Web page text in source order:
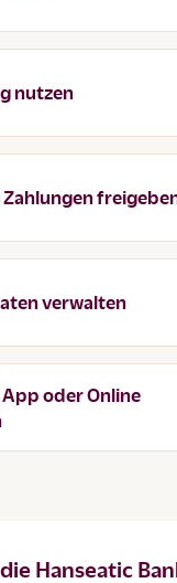
nutzen
verwalten
oder Online
Hanseatic